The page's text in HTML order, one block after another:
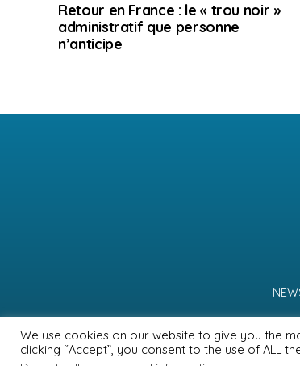
Retour en France : le « trou noir »
administratif que personne
n’anticipe
We use cookies on our website to give you the
clicking “Accept”, you consent to the use of ALL